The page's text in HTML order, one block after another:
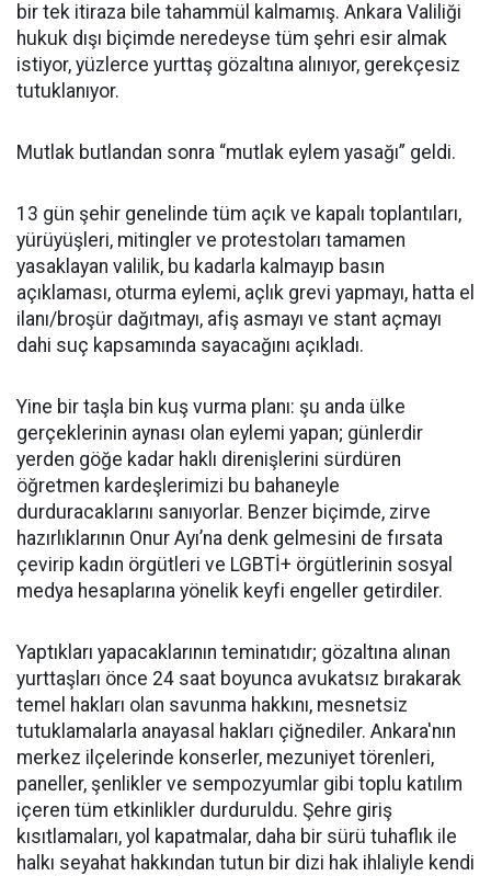
bir tek itiraza bile tahammül kalmamış. Ankara Valiliği
hukuk dışı biçimde neredeyse tüm şehri esir almak
istiyor, yüzlerce yurttaş gözaltına alınıyor, gerekçesiz
tutuklanıyor.
Mutlak butlandan sonra “mutlak eylem yasağı” geldi.
13 gün şehir genelinde tüm açık ve kapalı toplantıları,
yürüyüşleri, mitingler ve protestoları tamamen
yasaklayan valilik, bu kadarla kalmayıp basın
açıklaması, oturma eylemi, açlık grevi yapmayı, hatta el
ilanı/broşür dağıtmayı, afiş asmayı ve stant açmayı
dahi suç kapsamında sayacağını açıkladı.
Yine bir taşla bin kuş vurma planı: şu anda ülke
gerçeklerinin aynası olan eylemi yapan; günlerdir
yerden göğe kadar haklı direnişlerini sürdüren
öğretmen kardeşlerimizi bu bahaneyle
durduracaklarını sanıyorlar. Benzer biçimde, zirve
hazırlıklarının Onur Ayı’na denk gelmesini de fırsata
çevirip kadın örgütleri ve LGBTİ+ örgütlerinin sosyal
medya hesaplarına yönelik keyfi engeller getirdiler.
Yaptıkları yapacaklarının teminatıdır; gözaltına alınan
yurttaşları önce 24 saat boyunca avukatsız bırakarak
temel hakları olan savunma hakkını, mesnetsiz
tutuklamalarla anayasal hakları çiğnediler. Ankara'nın
merkez ilçelerinde konserler, mezuniyet törenleri,
paneller, şenlikler ve sempozyumlar gibi toplu katılım
içeren tüm etkinlikler durduruldu. Şehre giriş
kısıtlamaları, yol kapatmalar, daha bir sürü tuhaflık ile
halkı seyahat hakkından tutun bir dizi hak ihlaliyle kendi